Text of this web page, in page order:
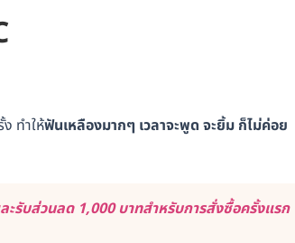
ทำให้ฟันเหลืองมากๆ เวลาจะพูด จะยิ้ม ก็ไม่ค่อย
รับส่วนลด 1,000 บาทสำหรับการสั่งซื้อครั้งแรก